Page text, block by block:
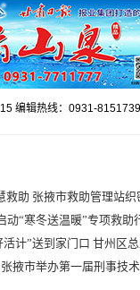
编辑热线：0931-
救助 张掖市救助管理站织
动“寒冬送温暖”专项救助
计”送到家门口 甘州区
掖市举办第一届刑事技